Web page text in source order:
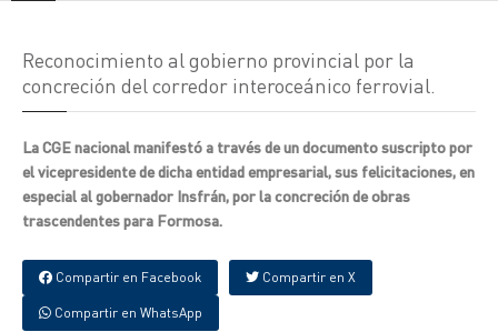
Reconocimiento al gobierno provincial por la
concreción del corredor interoceánico ferrovial.
La CGE nacional manifestó a través de un documento suscripto por
el vicepresidente de dicha entidad empresarial, sus felicitaciones, en
especial al gobernador Insfrán, por la concreción de obras
trascendentes para Formosa.
Compartir en Facebook Compartir en X
Compartir en WhatsApp